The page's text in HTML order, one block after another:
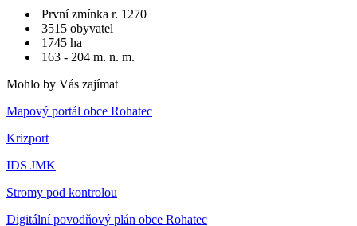
První zmínka r. 1270
3515 obyvatel
1745 ha
163 - 204 m. n. m.
Mohlo by Vás zajímat
Mapový portál obce Rohatec
Krizport
IDS JMK
Stromy pod kontrolou
Digitální povodňový plán obce Rohatec